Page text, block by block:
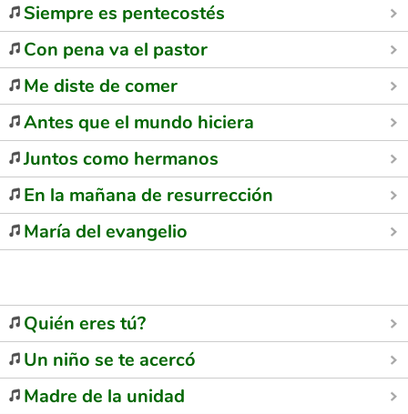
Siempre es pentecostés
Con pena va el pastor
Me diste de comer
Antes que el mundo hiciera
Juntos como hermanos
En la mañana de resurrección
María del evangelio
Quién eres tú?
Un niño se te acercó
Madre de la unidad